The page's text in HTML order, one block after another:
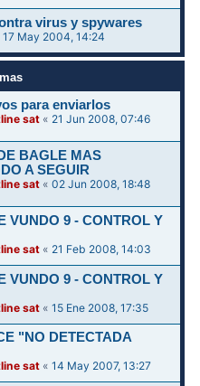
virus y spywares
17 May 2004, 14:24
para enviarlos
sat « 21 Jun 2008, 07:46
BAGLE MAS
A SEGUIR
sat «02 Jun 2008, 18:48
VUNDO 9 - CONTROL Y
sat « 21 Feb 2008, 14:03
VUNDO 9 - CONTROL Y
sat «15 Ene 2008, 17:35
"NO DETECTADA
sat «14 May 2007, 13:27